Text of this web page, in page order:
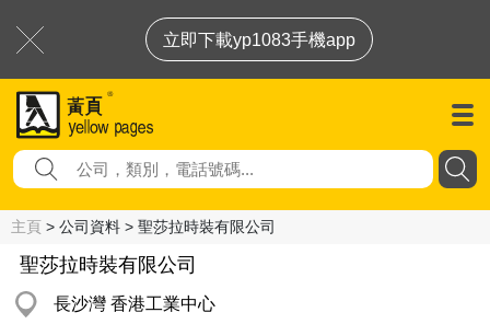
立即下載yp1083手機app
主頁 > 公司資料 > 聖莎拉時裝有限公司
聖莎拉時裝有限公司
長沙灣 香港工業中心